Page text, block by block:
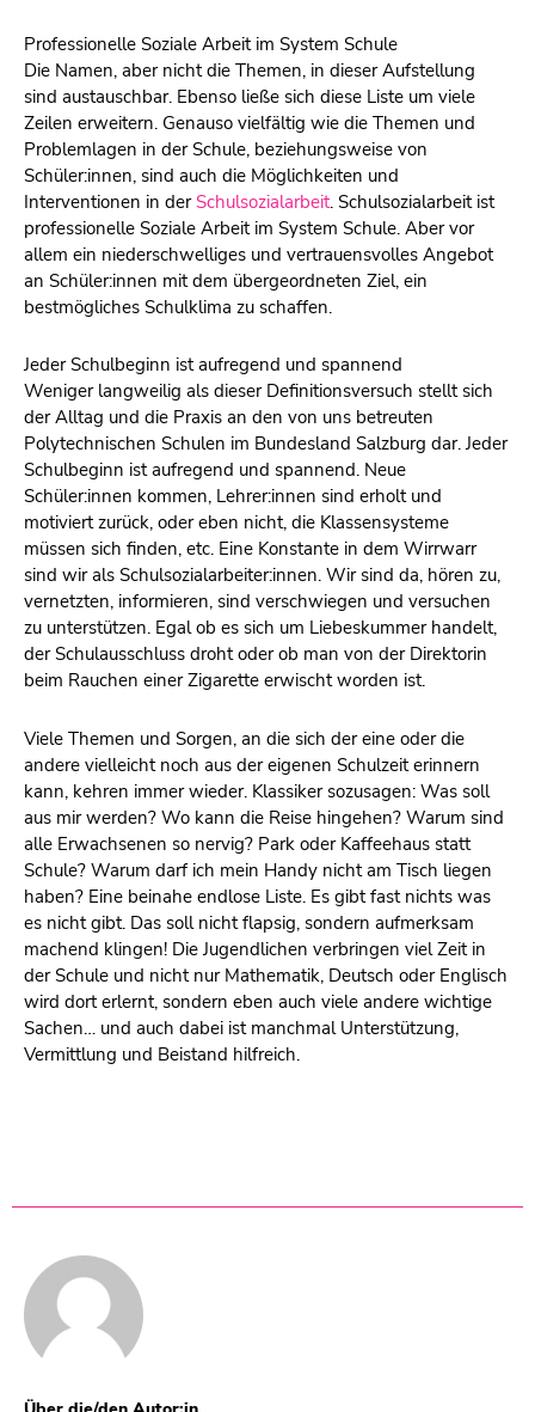
Professionelle Soziale Arbeit im System Schule
Die Namen, aber nicht die Themen, in dieser Aufstellung
sind austauschbar. Ebenso ließe sich diese Liste um viele
Zeilen erweitern. Genauso vielfältig wie die Themen und
Problemlagen in der Schule, beziehungsweise von
Schüler:innen, sind auch die Möglichkeiten und
Interventionen in der Schulsozialarbeit. Schulsozialarbeit ist
professionelle Soziale Arbeit im System Schule. Aber vor
allem ein niederschwelliges und vertrauensvolles Angebot
an Schüler:innen mit dem übergeordneten Ziel, ein
bestmögliches Schulklima zu schaffen.
Jeder Schulbeginn ist aufregend und spannend
Weniger langweilig als dieser Definitionsversuch stellt sich
der Alltag und die Praxis an den von uns betreuten
Polytechnischen Schulen im Bundesland Salzburg dar. Jeder
Schulbeginn ist aufregend und spannend. Neue
Schüler:innen kommen, Lehrer:innen sind erholt und
motiviert zurück, oder eben nicht, die Klassensysteme
müssen sich finden, etc. Eine Konstante in dem Wirrwarr
sind wir als Schulsozialarbeiter:innen. Wir sind da, hören zu,
vernetzten, informieren, sind verschwiegen und versuchen
zu unterstützen. Egal ob es sich um Liebeskummer handelt,
der Schulausschluss droht oder ob man von der Direktorin
beim Rauchen einer Zigarette erwischt worden ist.
Viele Themen und Sorgen, an die sich der eine oder die
andere vielleicht noch aus der eigenen Schulzeit erinnern
kann, kehren immer wieder. Klassiker sozusagen: Was soll
aus mir werden? Wo kann die Reise hingehen? Warum sind
alle Erwachsenen so nervig? Park oder Kaffeehaus statt
Schule? Warum darf ich mein Handy nicht am Tisch liegen
haben? Eine beinahe endlose Liste. Es gibt fast nichts was
es nicht gibt. Das soll nicht flapsig, sondern aufmerksam
machend klingen! Die Jugendlichen verbringen viel Zeit in
der Schule und nicht nur Mathematik, Deutsch oder Englisch
wird dort erlernt, sondern eben auch viele andere wichtige
Sachen… und auch dabei ist manchmal Unterstützung,
Vermittlung und Beistand hilfreich.